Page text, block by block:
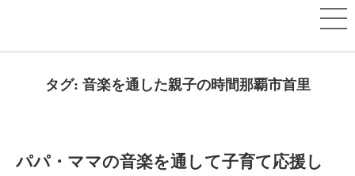
タグ: 音楽を通した親子の時間那覇市首里
パパ・ママの音楽を通して子育て応援し